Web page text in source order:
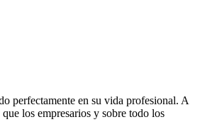
perfectamente en su vida profesional. A
los empresarios y sobre todo los